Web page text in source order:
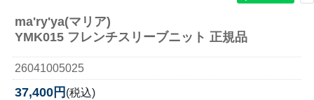
ma'ry'ya(マリア)
YMK015 フレンチスリーブニット 正規品
26041005025
37,400円 (税込)